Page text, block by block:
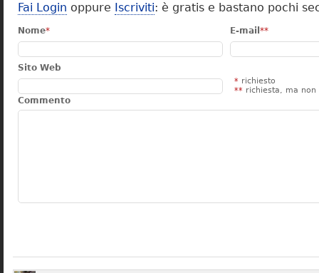
Fai Login oppure Iscriviti: è gratis e bastano pochi
Nome* E-mail **
Sito Web
* richiesto
** richiesta, ma non
Commento